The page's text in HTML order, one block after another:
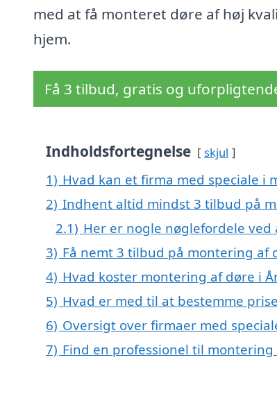
med at få monteret døre af høj
hjem.
Få 3 tilbud, gratis og
Indholdsfortegnelse skjul
1) Hvad kan et firma med speciale i
2) Indhent altid mindst 3 tilbud på
2.1) Her er nogle nøglefordele
3) Få nemt 3 tilbud på montering
4) Hvad koster montering af døre i
5) Hvad er med til at bestemme
6) Oversigt over firmaer med
7) Find en professionel til